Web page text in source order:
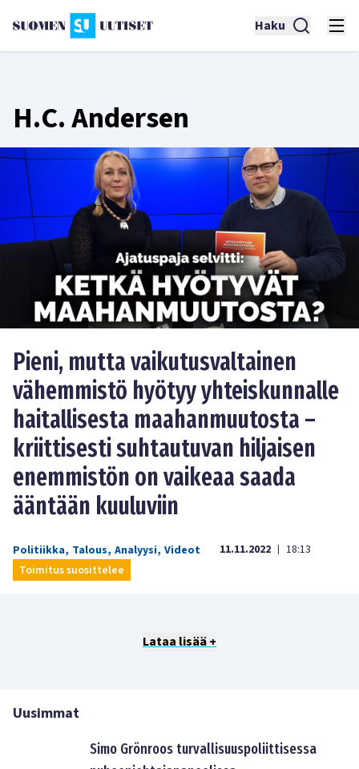
Haku
H.C. Andersen
Pieni, mutta vaikutusvaltainen
vähemmistö hyötyy yhteiskunnalle
haitallisesta maahanmuutosta –
kriittisesti suhtautuvan hiljaisen
enemmistön on vaikeaa saada
ääntään kuuluviin
Politiikka, Talous, Analyysi, Videot 11.11.2022 | 18:13
Toimitus suosittelee
Lataa lisää +
Uusimmat
Simo Grönroos turvallisuuspoliittisessa